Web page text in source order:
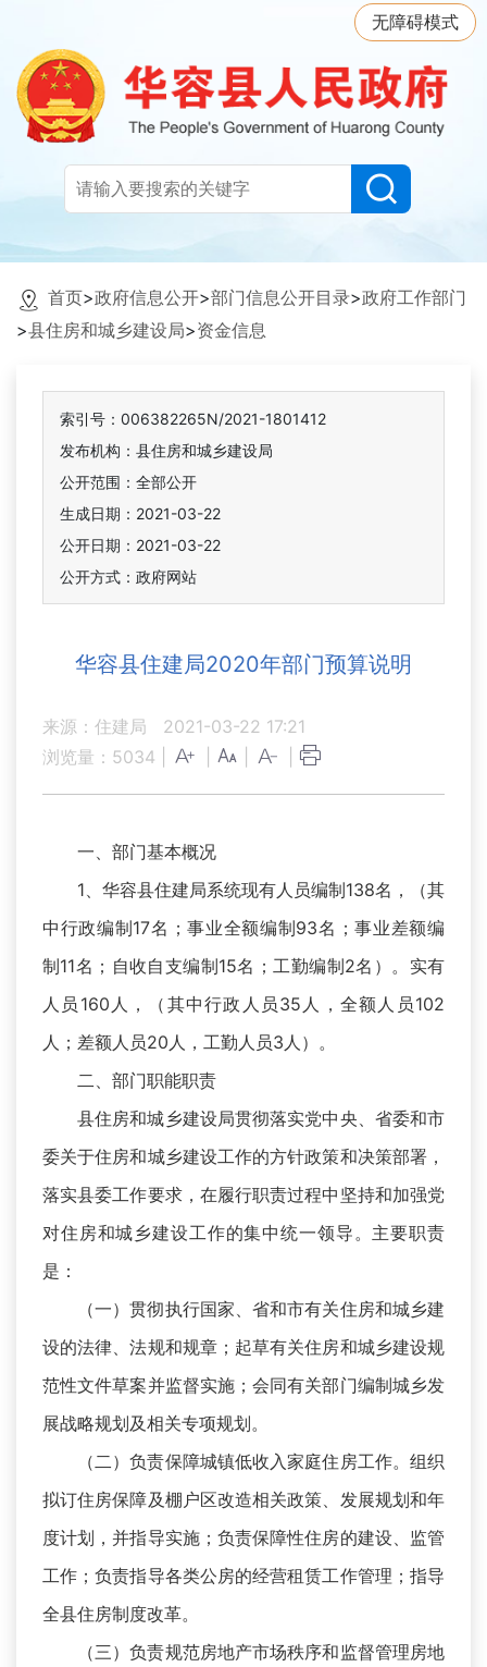
无障碍模式
首页>政府信息公开>部门信息公开目录>政府工作部门
>县住房和城乡建设局>资金信息
索引号：006382265N/2021-1801412
发布机构：县住房和城乡建设局
公开范围：全部公开
生成日期：2021-03-22
公开日期：2021-03-22
公开方式：政府网站
华容县住建局2020年部门预算说明
来源：住建局
2021-03-22 17:21
浏览量： 5034
一、部门基本概况
1、华容县住建局系统现有人员编制138名，（其
中行政编制17名；事业全额编制93名；事业差额编
制11名；自收自支编制15名；工勤编制2名）。实有
人员160人，（其中行政人员35人，全额人员102
人；差额人员20人，工勤人员3人）。
二、部门职能职责
县住房和城乡建设局贯彻落实党中央、省委和市
委关于住房和城乡建设工作的方针政策和决策部署，
落实县委工作要求，在履行职责过程中坚持和加强党
对住房和城乡建设工作的集中统一领导。主要职责
是：
（一）贯彻执行国家、省和市有关住房和城乡建
设的法律、法规和规章；起草有关住房和城乡建设规
范性文件草案并监督实施；会同有关部门编制城乡发
展战略规划及相关专项规划。
（二）负责保障城镇低收入家庭住房工作。组织
拟订住房保障及棚户区改造相关政策、发展规划和年
度计划，并指导实施；负责保障性住房的建设、监管
工作；负责指导各类公房的经营租赁工作管理；指导
全县住房制度改革。
（三）负责规范房地产市场秩序和监督管理房地